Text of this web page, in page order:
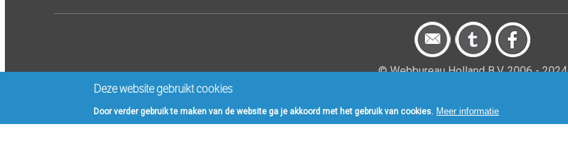
© Webbureau Holland B.V. 2006 - 2024
Deze website gebruikt cookies
Door verder gebruik te maken van de website ga je akkoord met het gebruik van cookies. Meer informatie